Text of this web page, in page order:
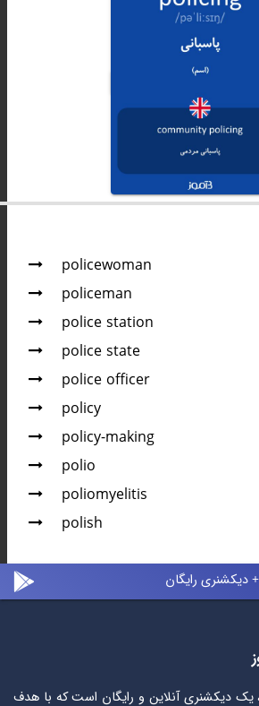
policewoman
policeman
police station
police state
police officer
policy
policy-making
polio
poliomyelitis
polish
دیکشنری رایگان
یک دیکشنری آنلاین و رایگان است که با هدف